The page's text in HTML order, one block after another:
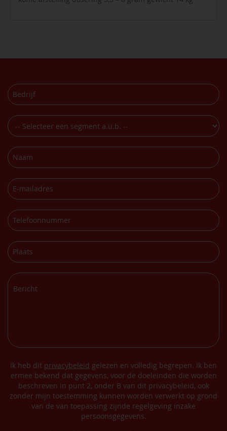
Ik heb dit privacybeleid gelezen en volledig begrepen. Ik ben
ermee bekend dat gegevens, voor de doeleinden die worden
beschreven in punt 2, onder B van dit privacybeleid, ook
zonder mijn toestemming kunnen worden verwerkt op grond
van de van toepassing zijnde regelgeving inzake
persoonsgegevens.